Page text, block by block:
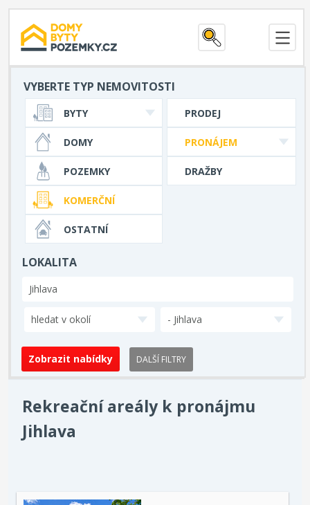
VYBERTE TYP NEMOVITOSTI
PRODEJ
PRONÁJEM
DRAŽBY
BYTY
DOMY
POZEMKY
KOMERČNÍ
OSTATNÍ
LOKALITA
hledat v okolí - Jihlava
DALŠÍ FILTRY
Rekreační areály k pronájmu
Jihlava